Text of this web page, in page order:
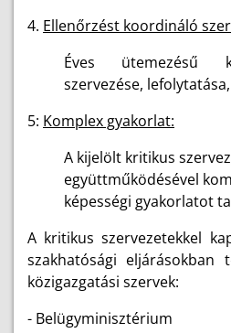
4. Ellenőrzést koordináló
Éves ütemezésű
szervezése,
5: Komplex gyakorlat:
A kijelölt kritikus
együttműködésével
képességi gyakorlatot
A kritikus szervezetekkel
szakhatósági eljárásokban
közigazgatási szervek:
- Belügyminisztérium